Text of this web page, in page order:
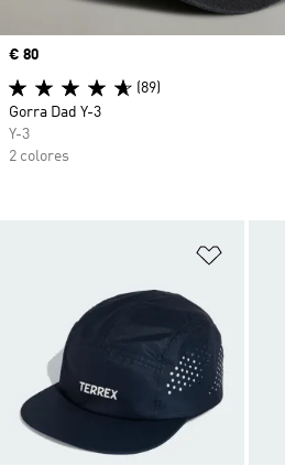
Precio
€ 80
(89)
Gorra Dad Y-3
Y-3
2 colores